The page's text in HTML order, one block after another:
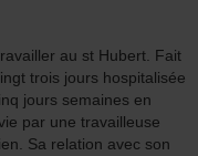
au st Hubert. Fait
trois jours hospitalisée
jours semaines en
par une travailleuse
Sa relation avec son